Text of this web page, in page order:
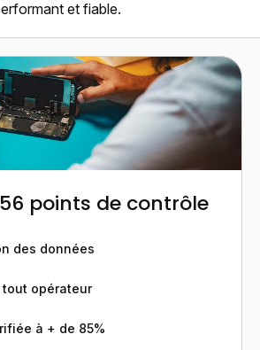
et fiable.
points de contrôle
des données
tout opérateur
à + de 85%